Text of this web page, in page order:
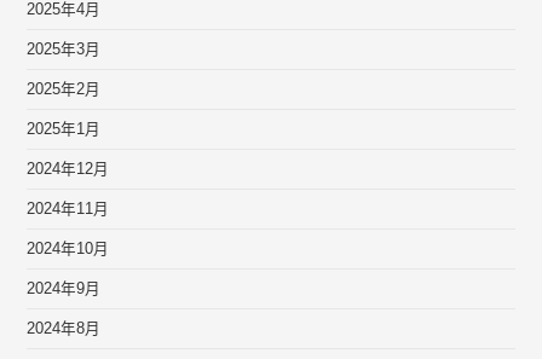
2025年4月
2025年3月
2025年2月
2025年1月
2024年12月
2024年11月
2024年10月
2024年9月
2024年8月